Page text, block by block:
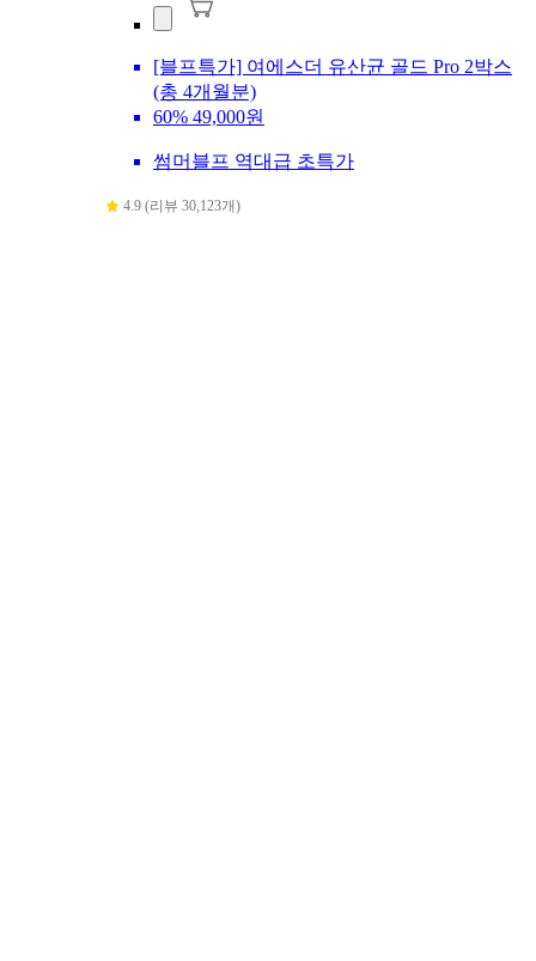
[블프특가] 여에스더 유산균 골드 Pro 2박스
(총 4개월분)
60% 49,000원
썸머블프 역대급 초특가
4.9 (리뷰 30,123개)